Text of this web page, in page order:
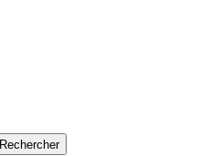
Rechercher